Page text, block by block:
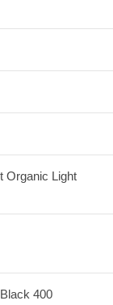
Organic Light
400